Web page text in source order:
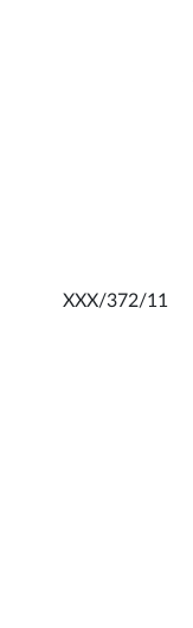
XXX/372/11